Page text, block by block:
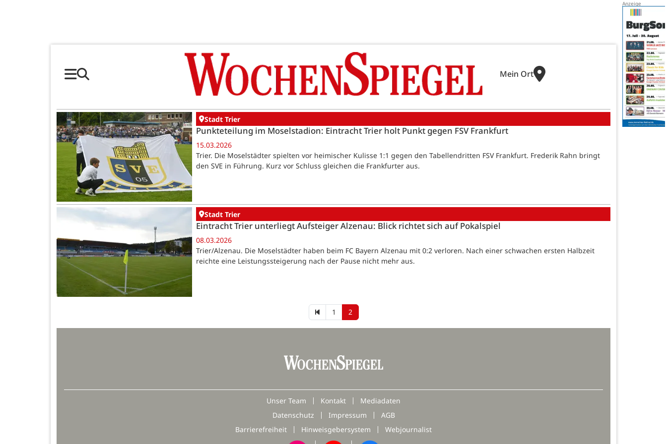
Mein Ort
Stadt Trier
Punkteteilung im Moselstadion: Eintracht Trier holt Punkt gegen FSV Frankfurt
15.03.2026
Trier. Die Moselstädter spielten vor heimischer Kulisse 1:1 gegen den Tabellendritten FSV Frankfurt. Frederik Rahn bringt
den SVE in Führung. Kurz vor Schluss gleichen die Frankfurter aus.
Stadt Trier
Eintracht Trier unterliegt Aufsteiger Alzenau: Blick richtet sich auf Pokalspiel
08.03.2026
Trier/Alzenau. Die Moselstädter haben beim FC Bayern Alzenau mit 0:2 verloren. Nach einer schwachen ersten Halbzeit
reichte eine Leistungssteigerung nach der Pause nicht mehr aus.
1 2
Unser Team Kontakt
Mediadaten
Datenschutz
Impressum
AGB
Barrierefreiheit
Hinweisgebersystem Webjournalist